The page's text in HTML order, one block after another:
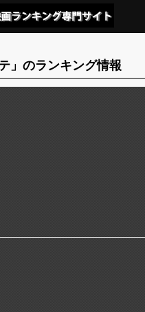
」のランキング情報